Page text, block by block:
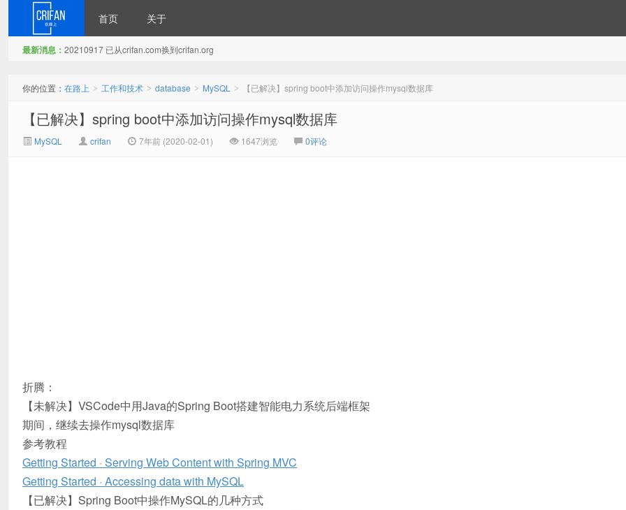
首页 关于
最新消息： 20210917 已从crifan.com换到crifan.org
你的位置： 在路上 > 工作和技术 > database > MySQL > 【已解决】spring boot中添加访问操作mysql数据库
【已解决】spring boot中添加访问操作mysql数据库
MySQL crifan 7年前 (2020-02-01) 1647浏览 0评论
折腾：
【未解决】VSCode中用Java的Spring Boot搭建智能电力系统后端框架
期间，继续去操作mysql数据库
参考教程
Getting Started · Serving Web Content with Spring MVC
Getting Started · Accessing data with MySQL
【已解决】Spring Boot中操作MySQL的几种方式